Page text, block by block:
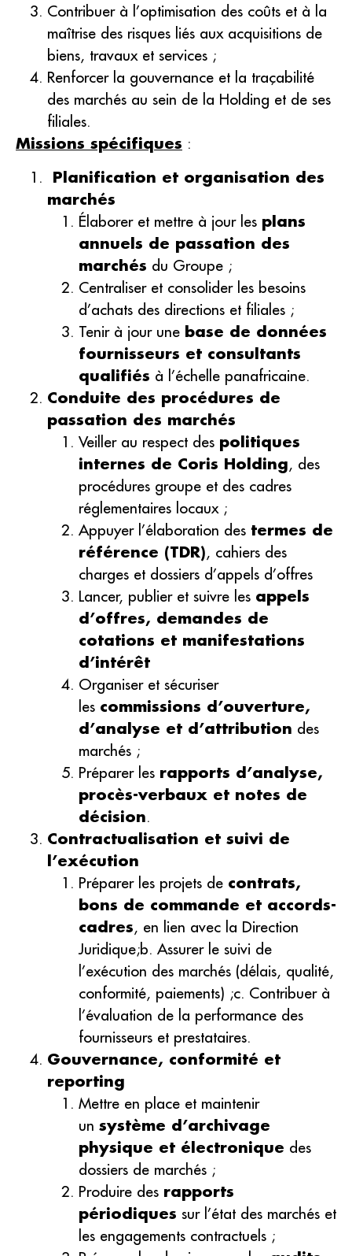
Contribuer à l’optimisation des coûts et à la
maîtrise des risques liés aux acquisitions de
biens, travaux et services ;
Renforcer la gouvernance et la traçabilité
des marchés au sein de la Holding et de ses
filiales.
Missions spécifiques :
Planification et organisation des
marchés
Élaborer et mettre à jour les plans
annuels de passation des
marchés du Groupe ;
Centraliser et consolider les besoins
d’achats des directions et filiales ;
Tenir à jour une base de données
fournisseurs et consultants
qualifiés à l’échelle panafricaine.
Conduite des procédures de
passation des marchés
Veiller au respect des politiques
internes de Coris Holding, des
procédures groupe et des cadres
réglementaires locaux ;
Appuyer l’élaboration des termes de
référence (TDR), cahiers des
charges et dossiers d’appels d’offres
Lancer, publier et suivre les appels
d’offres, demandes de
cotations et manifestations
d’intérêt
Organiser et sécuriser
les commissions d’ouverture,
d’analyse et d’attribution des
marchés ;
Préparer les rapports d’analyse,
procès-verbaux et notes de
décision.
Contractualisation et suivi de
l’exécution
Préparer les projets de contrats,
bons de commande et accords-
cadres, en lien avec la Direction
Juridique;b. Assurer le suivi de
l’exécution des marchés (délais, qualité,
conformité, paiements) ;c. Contribuer à
l’évaluation de la performance des
fournisseurs et prestataires.
Gouvernance, conformité et
reporting
Mettre en place et maintenir
un système d’archivage
physique et électronique des
dossiers de marchés ;
Produire des rapports
périodiques sur l’état des marchés et
les engagements contractuels ;